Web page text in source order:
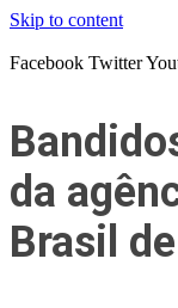
Skip to content
Facebook Twitter
da
Brasil